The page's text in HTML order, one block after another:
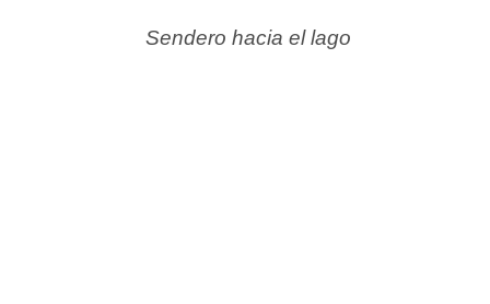
Sendero hacia el lago